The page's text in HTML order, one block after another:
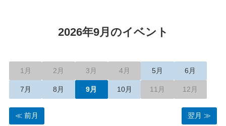
2026年9月のイベント
1月 2月 3月 4月 5月 6月
7月 8月 9月 10月 11月 12月
前月 翌月